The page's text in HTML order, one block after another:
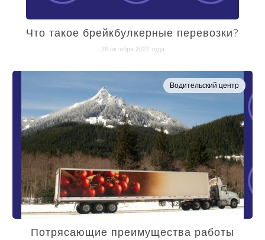
Что такое брейкбулкерные перевозки?
26 октября 2022 года
Водительский центр
Потрясающие преимущества работы